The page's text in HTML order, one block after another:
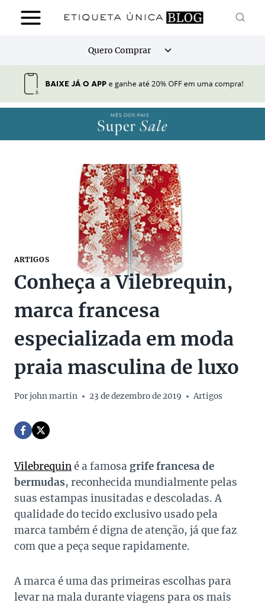
para
Quero Comprar
Alternar
ARTIGOS
Conheça a Vilebrequin,
marca francesa
especializada em moda
praia masculina de luxo
Porjohn martin 23 de dezembro de 2019 Artigos
Vilebrequiné a famosa grife francesa de
bermudas, reconhecida mundialmente pelas
suas estampas inusitadas e descoladas. A
qualidade do tecido exclusivo usado pela
marca também é digna de atenção, já que faz
com que a peça seque rapidamente.
A marca é uma das primeiras escolhas para
levar na mala durante viagens para os mais